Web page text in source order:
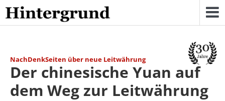
Skip
to
content
NachDenkSeiten über neue Leitwährung
Der chinesische Yuan auf
dem Weg zur Leitwährung